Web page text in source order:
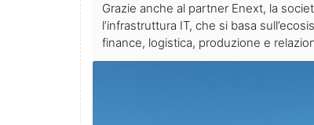
Grazie anche al partner Enext, la
l’infrastruttura IT, che si basa
finance, logistica, produzione e